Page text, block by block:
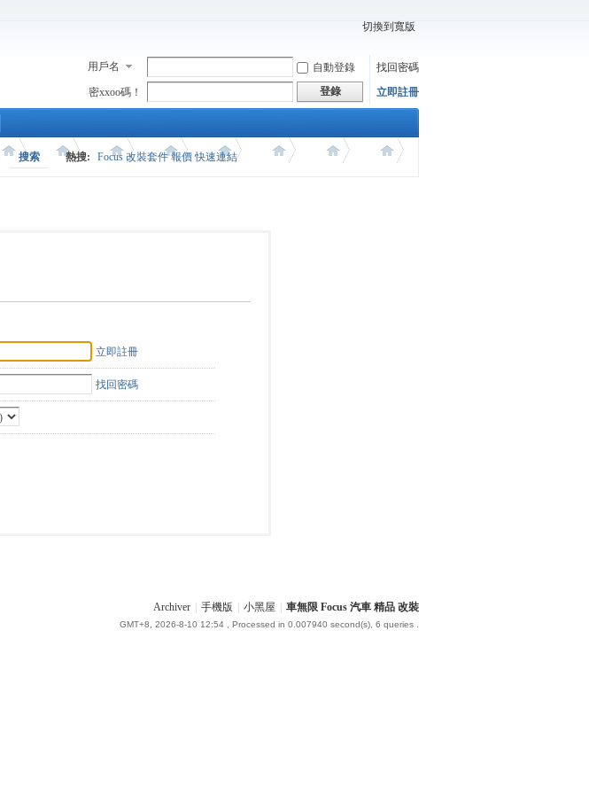
切換到寬版
用戶名 自動登錄
找回密碼
密xxoo碼！
登錄 立即註冊
搜索 熱搜: Focus 改裝套件 報價 快速連結
立即註冊
找回密碼
Archiver 手機版 小黑屋 車無限 Focus 汽車 精品 改裝
GMT+8, 2026-8-10 12:54 , Processed in 0.007940 second(s), 6 queries .